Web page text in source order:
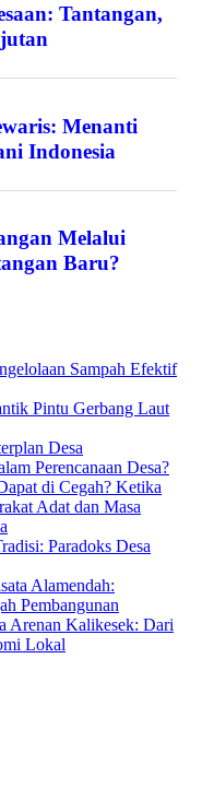
Tantangan,
Menanti
Indonesia
Melalui
Baru?
Sampah Efektif
Pintu Gerbang Laut
Desa
Perencanaan Desa?
di Cegah? Ketika
Adat dan Masa
Paradoks Desa
Alamendah:
Pembangunan
Arenan Kalikesek: Dari
Lokal